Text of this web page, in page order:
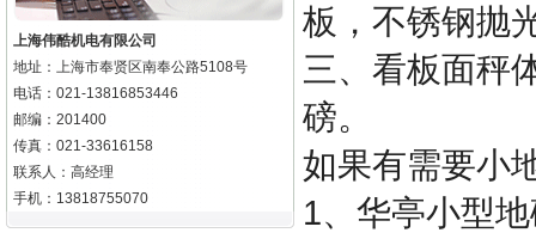
上海伟酷机电有限公司
地址：上海市奉贤区南奉公路5108号
电话：021-13816853446
邮编：201400
传真：021-33616158
联系人：高经理
手机：13818755070
板，不锈钢抛
三、看板面秤
磅。
如果有需要小
1、华亭小型